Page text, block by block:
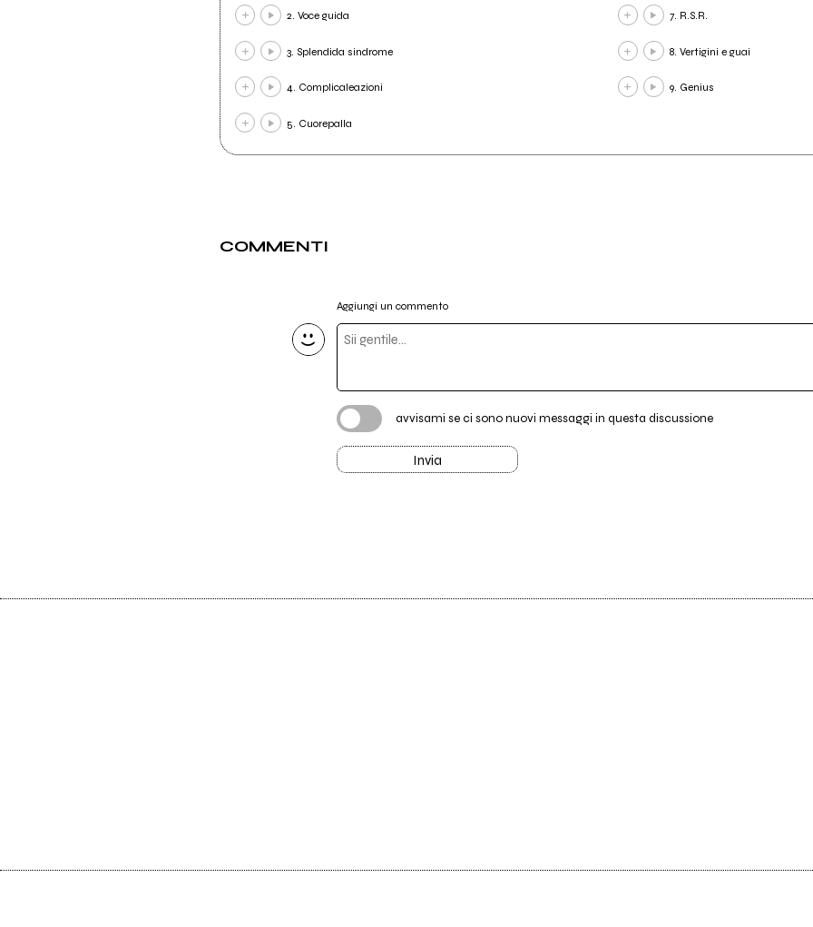
2. Voce guida
3. Splendida sindrome
4. Complicaleazioni
5. Cuorepalla
7. R.S.R.
8. Vertigini e guai
9. Genius
COMMENTI
Aggiungi un commento
avvisami se ci sono nuovi messaggi in questa discussione
Invia